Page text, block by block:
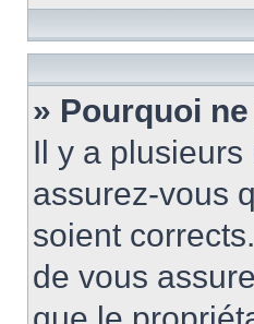
» Pourquoi
Il y a
assurez-vous
soient
de vous